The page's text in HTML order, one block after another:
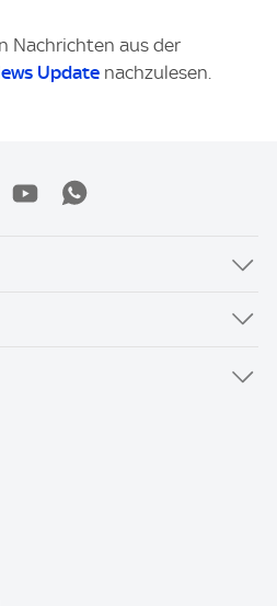
Nachrichten aus der
Update nachzulesen.